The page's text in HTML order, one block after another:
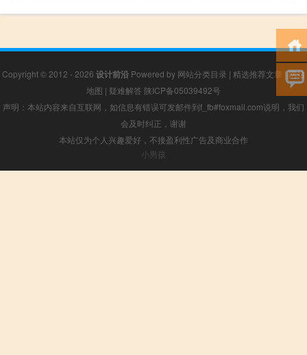
Copyright © 2012 - 2026 设计前沿 Powered by 网站分类目录 | 精选推荐文章 |网站
地图 | 疑难解答 陕ICP备05039492号
声明：本站内容来自互联网，如信息有错误可发邮件到f_fb#foxmail.com说明，我们
会及时纠正，谢谢
本站仅为个人兴趣爱好，不接盈利性广告及商业合作
小男孩